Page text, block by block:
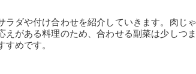
ダや付け合わせを紹介していきます。肉じゃ
がある料理のため、合わせる副菜は少しつま
めです。